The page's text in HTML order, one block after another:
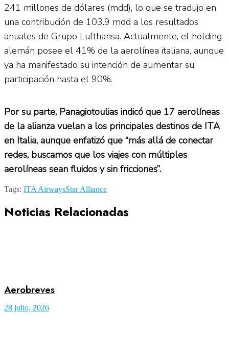
241 millones de dólares (mdd), lo que se tradujo en
una contribución de 103.9 mdd a los resultados
anuales de Grupo Lufthansa. Actualmente, el holding
alemán posee el 41% de la aerolínea italiana, aunque
ya ha manifestado su intención de aumentar su
participación hasta el 90%.
Por su parte, Panagiotoulias indicó que 17 aerolíneas
de la alianza vuelan a los principales destinos de ITA
en Italia, aunque enfatizó que “más allá de conectar
redes, buscamos que los viajes con múltiples
aerolíneas sean fluidos y sin fricciones”.
Tags: ITA AirwaysStar Alliance
Noticias Relacionadas
Aerobreves
28 julio, 2026